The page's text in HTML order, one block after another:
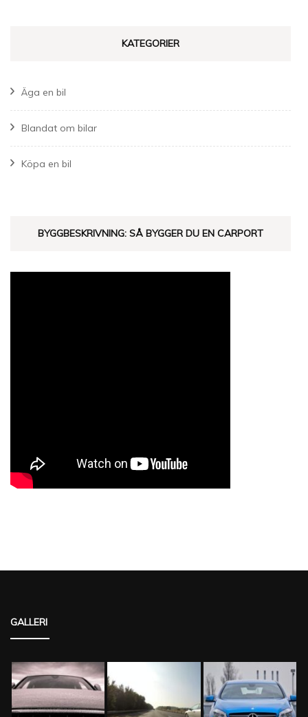
KATEGORIER
Äga en bil
Blandat om bilar
Köpa en bil
BYGGBESKRIVNING: SÅ BYGGER DU EN CARPORT
GALLERI